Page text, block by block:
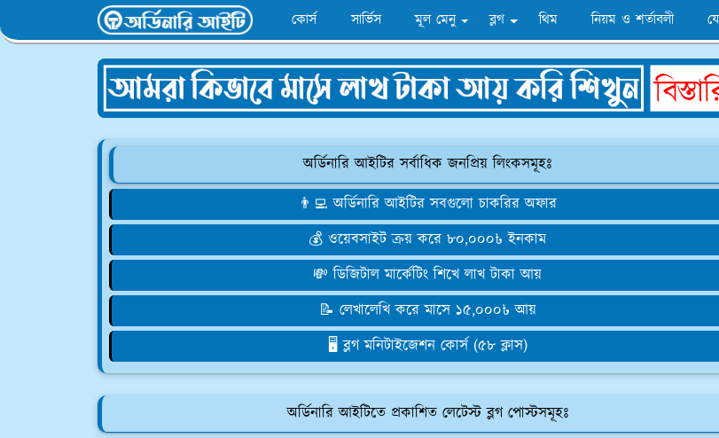
কোর্স সার্ভিস মূল মেনু ব্লগ থিম নিয়ম ও শর্তাবলী
অর্ডিনারি আইটির সর্বাধিক জনপ্রিয় লিংকসমূহঃ
👨‍💻 অর্ডিনারি আইটির সবগুলো চাকরির অফার
💰 ওয়েবসাইট ক্রয় করে ৮০,০০০৳ ইনকাম
💸 ডিজিটাল মার্কেটিং শিখে লাখ টাকা আয়
📝 লেখালেখি করে মাসে ১৫,০০০৳ আয়
🖥️ ব্লগ মনিটাইজেশন কোর্স (৫৮ ক্লাস)
অর্ডিনারি আইটিতে প্রকাশিত লেটেস্ট ব্লগ পোস্টসমূহঃ